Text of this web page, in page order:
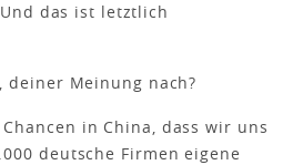
das ist letztlich
Meinung nach?
in China, dass wir uns
deutsche Firmen eigene